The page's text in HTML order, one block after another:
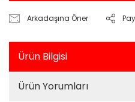
Arkadaşına Öner
Ürün Bilgisi
Ürün Yorumları